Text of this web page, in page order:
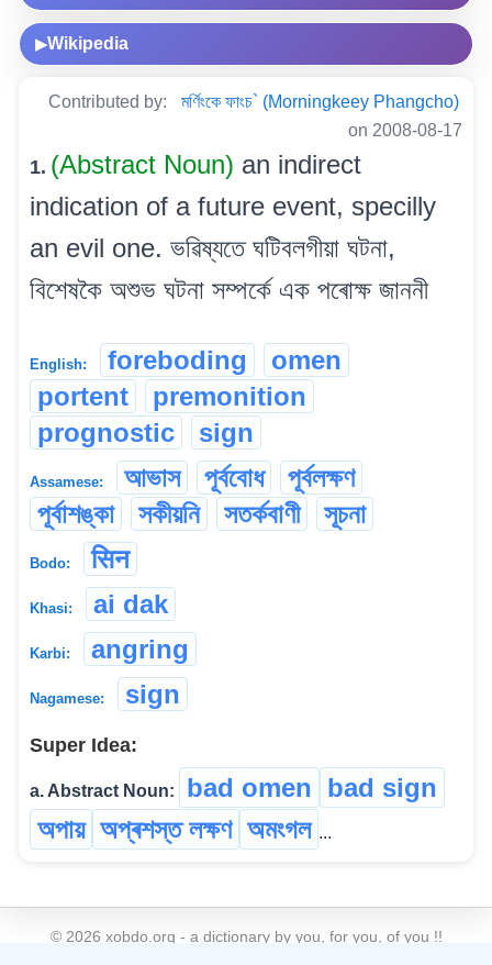
▶Wikipedia
Contributed by:
মৰ্ণিংকে ফাংচ` (Morningkeey Phangcho)
on 2008-08-17
1. (Abstract Noun) an indirect
indication of a future event, specilly
an evil one. ভৱিষ্যতে ঘটিবলগীয়া ঘটনা,
বিশেষকৈ অশুভ ঘটনা সম্পৰ্কে এক পৰোক্ষ জাননী
English: foreboding
omen
portent
premonition
prognostic
sign
Assamese: আভাস পূৰ্ববোধ
পূৰ্বলক্ষণ
পূৰ্বাশঙ্কা
সকীয়নি সতৰ্কবাণী সূচনা
Bodo: सिन
Khasi: ai dak
Karbi: angring
Nagamese: sign
Super Idea:
a. Abstract Noun: bad omen bad sign
অপায় অপ্ৰশস্ত লক্ষণ অমংগল ...
© 2026 xobdo.org - a dictionary by you, for you, of you !!